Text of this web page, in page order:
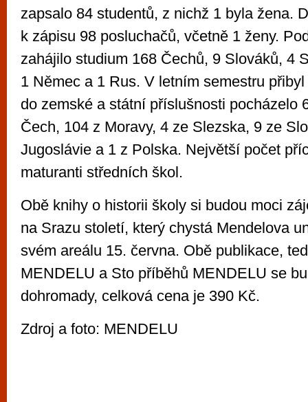
zapsalo 84 studentů, z nichž 1 byla žena.
k zápisu 98 posluchačů, včetně 1 ženy.
zahájilo studium 168 Čechů, 9 Slováků, 4
1 Němec a 1 Rus. V letním semestru
do zemské a státní příslušnosti pocházelo
Čech, 104 z Moravy, 4 ze Slezska, 9 ze
Jugoslávie a 1 z Polska. Největší počet
maturanti středních škol.
Obě knihy o historii školy si budou moci
na Srazu století, který chystá Mendelova
svém areálu 15. června. Obě publikace,
MENDELU a Sto příběhů MENDELU se
dohromady, celková cena je 390 Kč.
Zdroj a foto: MENDELU